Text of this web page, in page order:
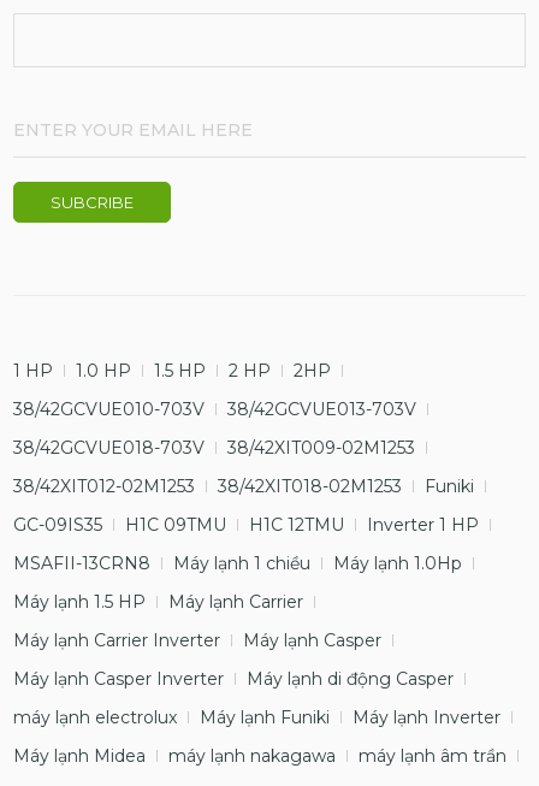
1 HP 1.0 HP 1.5 HP 2 HP
2HP
38/42GCVUE010-703V
38/42GCVUE013-703V
38/42GCVUE018-703V
38/42XIT009-02M1253
38/42XIT012-02M1253
38/42XIT018-02M1253
Funiki
GC-09IS35
H1C 09TMU H1C 12TMU
Inverter 1 HP
MSAFII-13CRN8
Máy lạnh 1 chiều
Máy lạnh 1.0Hp
Máy lạnh 1.5 HP
Máy lạnh Carrier
Máy lạnh Carrier Inverter
Máy lạnh Casper
Máy lạnh Casper Inverter
Máy lạnh di động Casper
máy lạnh electrolux
Máy lạnh Funiki
Máy lạnh Inverter
Máy lạnh Midea
máy lạnh nakagawa
máy lạnh âm trần